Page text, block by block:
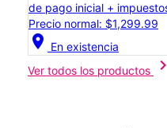
de pago inicial +
Precio normal: $1,299.99
location_on En existencia
Ver todos los productos
chevron_right